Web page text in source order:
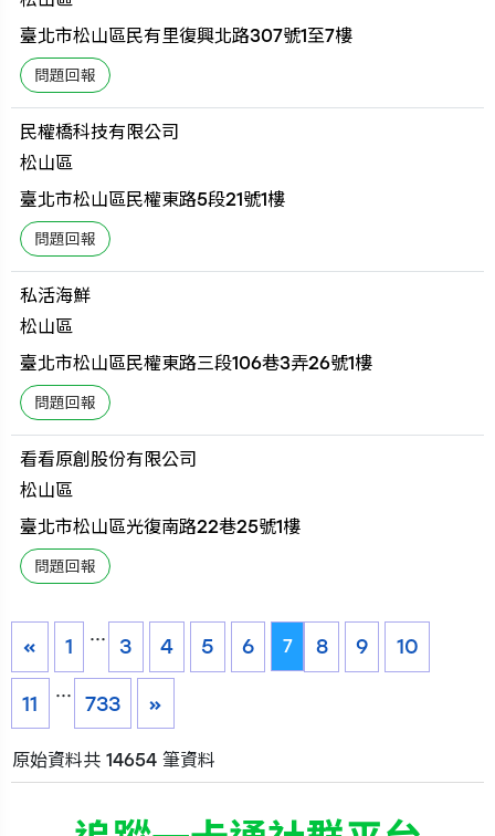
臺北市松山區民有里復興北路307號1至7樓
民權橋科技有限公司
松山區
臺北市松山區民權東路5段21號1樓
私活海鮮
松山區
臺北市松山區民權東路三段106巷3弄26號1樓
看看原創股份有限公司
松山區
臺北市松山區光復南路22巷25號1樓
« 1
...
3 4 5 6 7 8 9 10
11
...
733 »
原始資料共 14654 筆資料